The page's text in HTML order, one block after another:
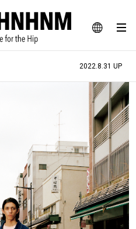
JA
EN
SNAP
ー、ライフスタイルWEBマガジン
#古着サミット
ナーグッド図鑑
JOURNAL
ナムのYouTube
IT #AH.H
2022.8.31 UP